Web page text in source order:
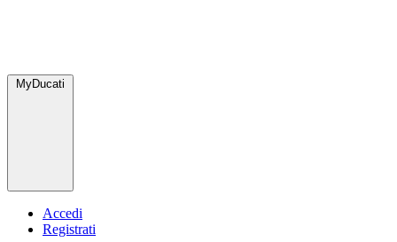
MyDucati
Accedi
Registrati